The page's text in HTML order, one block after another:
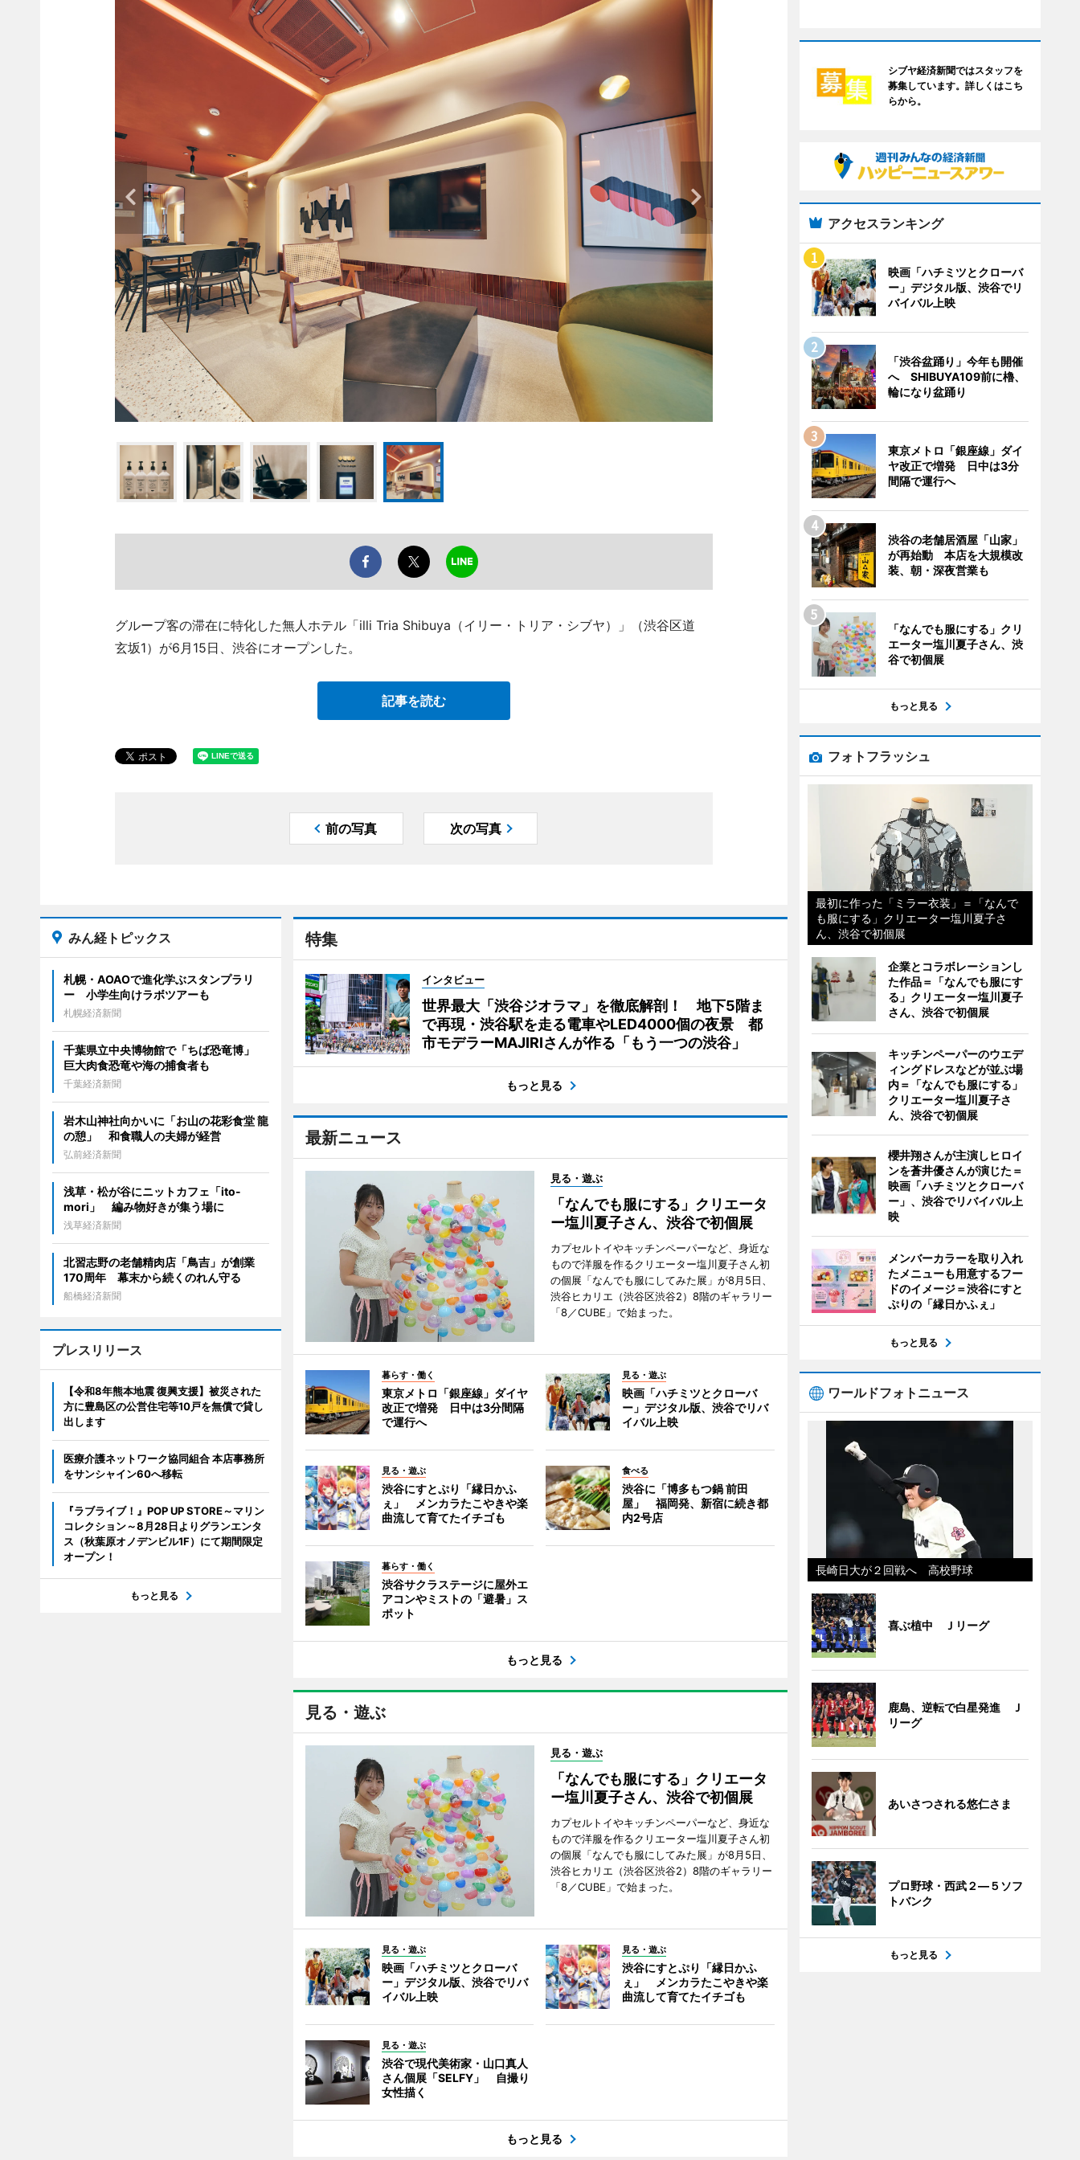
グループ客の滞在に特化した無人ホテル「illi Tria Shibuya（イリー・トリア・シブヤ）」（渋谷区道
玄坂1）が6月15日、渋谷にオープンした。
記事を読む
前の写真 次の写真
特集
インタビュー
世界最大「渋谷ジオラマ」を徹底解剖！ 地下5階ま
で再現・渋谷駅を走る電車やLED4000個の夜景 都
市モデラーMAJIRIさんが作る「もう一つの渋谷」
もっと見る
最新ニュース
見る・遊ぶ
「なんでも服にする」クリエータ
ー塩川夏子さん、渋谷で初個展
カプセルトイやキッチンペーパーなど、身近な
もので洋服を作るクリエーター塩川夏子さん初
の個展「なんでも服にしてみた展」が8月5日、
渋谷ヒカリエ（渋谷区渋谷2）8階のギャラリー
「8／CUBE」で始まった。
暮らす・働く
東京メトロ「銀座線」ダイヤ
改正で増発 日中は3分間隔
で運行へ
見る・遊ぶ
映画「ハチミツとクローバ
ー」デジタル版、渋谷でリバ
イバル上映
見る・遊ぶ
渋谷にすとぷり「縁日かふ
ぇ」 メンカラたこやきや楽
曲流して育てたイチゴも
食べる
渋谷に「博多もつ鍋 前田
屋」 福岡発、新宿に続き都
内2号店
暮らす・働く
渋谷サクラステージに屋外エ
アコンやミストの「避暑」ス
ポット
もっと見る
見る・遊ぶ
見る・遊ぶ
「なんでも服にする」クリエータ
ー塩川夏子さん、渋谷で初個展
カプセルトイやキッチンペーパーなど、身近な
もので洋服を作るクリエーター塩川夏子さん初
の個展「なんでも服にしてみた展」が8月5日、
渋谷ヒカリエ（渋谷区渋谷2）8階のギャラリー
「8／CUBE」で始まった。
見る・遊ぶ
映画「ハチミツとクローバ
ー」デジタル版、渋谷でリバ
イバル上映
見る・遊ぶ
渋谷にすとぷり「縁日かふ
ぇ」 メンカラたこやきや楽
曲流して育てたイチゴも
見る・遊ぶ
渋谷で現代美術家・山口真人
さん個展「SELFY」 自撮り
女性描く
もっと見る
みん経トピックス
札幌・AOAOで進化学ぶスタンプラリ
ー 小学生向けラボツアーも
札幌経済新聞
千葉県立中央博物館で「ちば恐竜博」
巨大肉食恐竜や海の捕食者も
千葉経済新聞
岩木山神社向かいに「お山の花彩食堂 龍
の憩」 和食職人の夫婦が経営
弘前経済新聞
浅草・松が谷にニットカフェ「ito-
mori」 編み物好きが集う場に
浅草経済新聞
北習志野の老舗精肉店「鳥吉」が創業
170周年 幕末から続くのれん守る
船橋経済新聞
プレスリリース
【令和8年熊本地震 復興支援】被災された
方に豊島区の公営住宅等10戸を無償で貸し
出します
医療介護ネットワーク協同組合 本店事務所
をサンシャイン60へ移転
『ラブライブ！』POP UP STORE～マリン
コレクション～8月28日よりグランエンタ
ス（秋葉原オノデンビル1F）にて期間限定
オープン！
もっと見る
シブヤ経済新聞ではスタッフを
募集しています。詳しくはこち
らから。
アクセスランキング
映画「ハチミツとクローバ
ー」デジタル版、渋谷でリ
バイバル上映
「渋谷盆踊り」今年も開催
へ SHIBUYA109前に櫓、
輪になり盆踊り
東京メトロ「銀座線」ダイ
ヤ改正で増発 日中は3分
間隔で運行へ
渋谷の老舗居酒屋「山家」
が再始動 本店を大規模改
装、朝・深夜営業も
「なんでも服にする」クリ
エーター塩川夏子さん、渋
谷で初個展
もっと見る
フォトフラッシュ
最初に作った「ミラー衣装」＝「なんで
も服にする」クリエーター塩川夏子さ
ん、渋谷で初個展
企業とコラボレーションし
た作品＝「なんでも服にす
る」クリエーター塩川夏子
さん、渋谷で初個展
キッチンペーパーのウエデ
ィングドレスなどが並ぶ場
内＝「なんでも服にする」
クリエーター塩川夏子さ
ん、渋谷で初個展
櫻井翔さんが主演しヒロイ
ンを蒼井優さんが演じた＝
映画「ハチミツとクローバ
ー」、渋谷でリバイバル上
映
メンバーカラーを取り入れ
たメニューも用意するフー
ドのイメージ＝渋谷にすと
ぷりの「縁日かふぇ」
もっと見る
ワールドフォトニュース
長崎日大が２回戦へ 高校野球
喜ぶ植中 Ｊリーグ
鹿島、逆転で白星発進 Ｊ
リーグ
あいさつされる悠仁さま
プロ野球・西武２―５ソフ
トバンク
もっと見る